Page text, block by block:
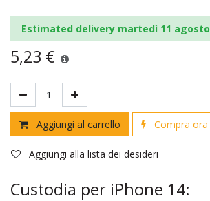
Estimated delivery martedì 11 agosto
5,23 €
Aggiungi al carrello Compra ora
Aggiungi alla lista dei desideri
Custodia per iPhone 14: